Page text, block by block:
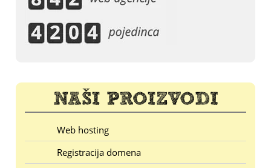
Web hosting
Registracija domena